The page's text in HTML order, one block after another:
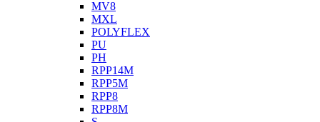
MV8
MXL
POLYFLEX
PU
PH
RPP14M
RPP5M
RPP8
RPP8M